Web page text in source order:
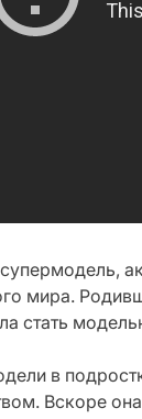
мира.
стать
в
Вскоре